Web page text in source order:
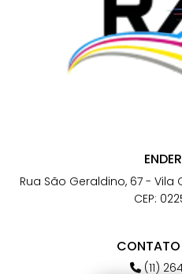
Rua São Geraldino, 67 -
CEP:
CONTATO
(11)